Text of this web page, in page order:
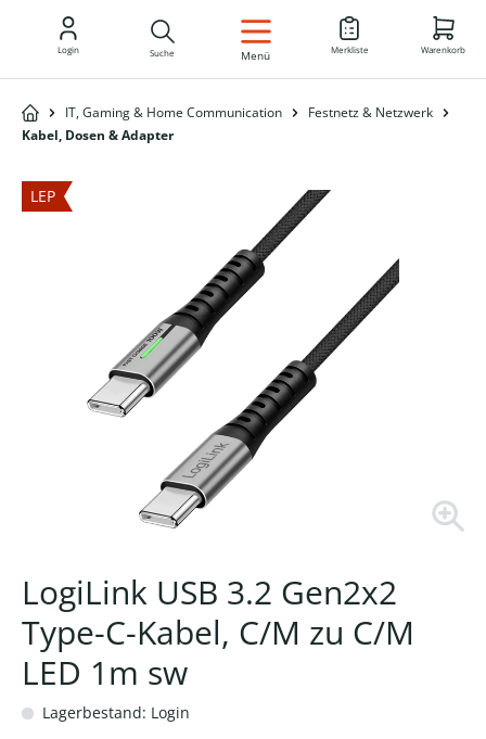
DE
Login Suche Menü Merkliste Warenkorb
IT, Gaming & Home Communication
Festnetz & Netzwerk
Kabel, Dosen & Adapter
LEP
LogiLink USB 3.2 Gen2x2
Type-C-Kabel, C/M zu C/M
LED 1m sw
Lagerbestand: Login